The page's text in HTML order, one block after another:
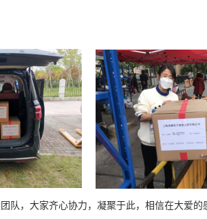
队，大家齐心协力，凝聚于此，相信在大爱